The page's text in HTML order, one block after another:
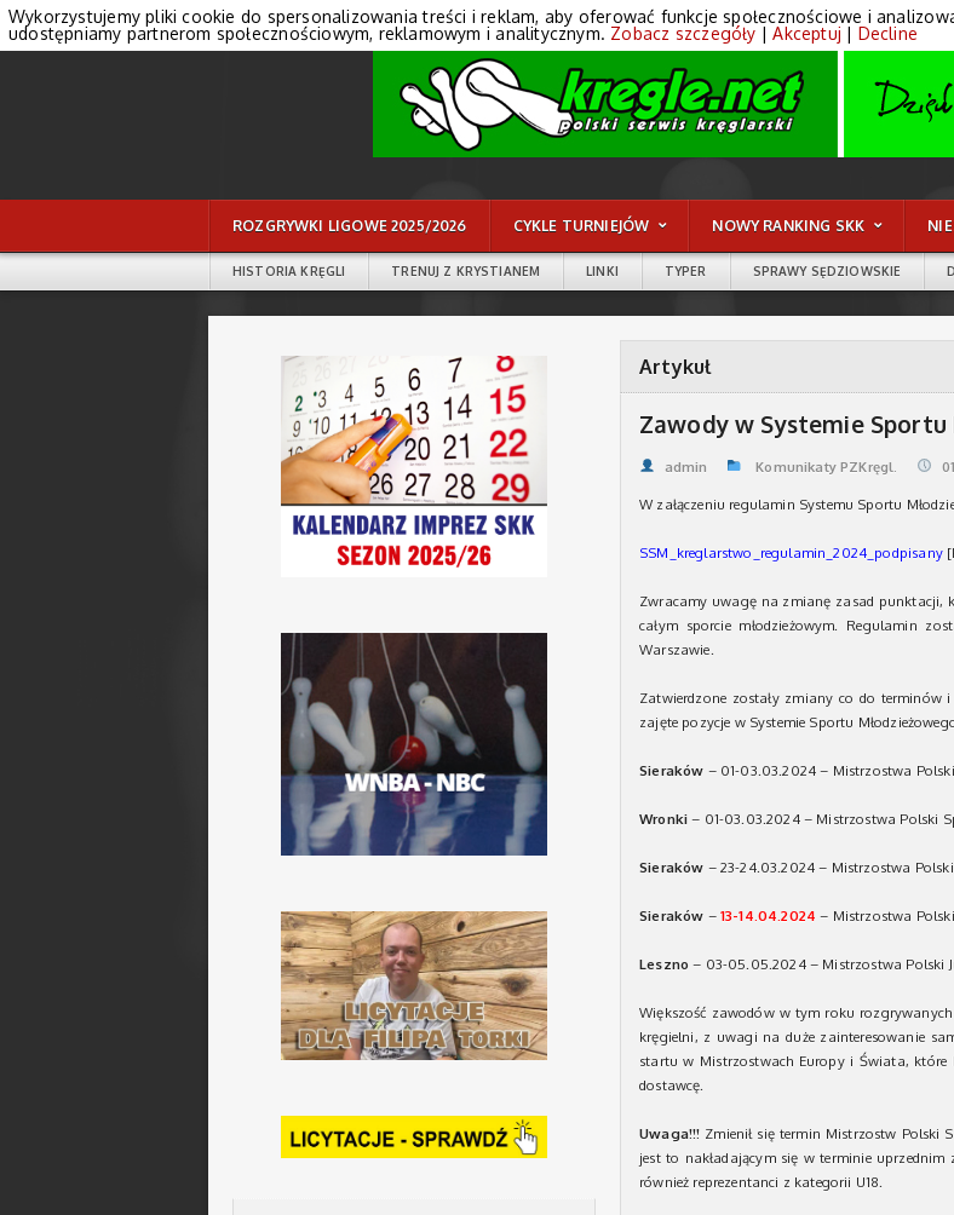
ROZGRYWKI LIGOWE 2025/2026 CYKLE TURNIEJÓW NOWY RANKING SKK
HISTORIA KRĘGLI TRENUJ Z KRYSTIANEM LINKI TYPER SPRAWY SĘDZIOWSKIE
Artykuł
Zawody w Systemie
admin Komunikaty PZKręgl.
W załączeniu regulamin Systemu Sportu
SSM_kreglarstwo_regulamin_2024_podpisany
Zwracamy uwagę na zmianę zasad punktacji,
całym sporcie młodzieżowym. Regulamin
Warszawie.
Zatwierdzone zostały zmiany co do
zajęte pozycje w Systemie Sportu
Sieraków – 01-03.03.2024 – Mistrzostwa
Wronki – 01-03.03.2024 – Mistrzostwa Polski
Sieraków – 23-24.03.2024 – Mistrzostwa
Sieraków – 13-14.04.2024 – Mistrzostwa
Leszno – 03-05.05.2024 – Mistrzostwa Polski
Większość zawodów w tym roku
kręgielni, z uwagi na duże zainteresowanie
startu w Mistrzostwach Europy i Świata,
dostawcę.
Uwaga!!! Zmienił się termin Mistrzostw Polski
jest to nakładającym się w terminie
również reprezentanci z kategorii U18.
Wykorzystujemy pliki cookie do spersonalizowania treści i reklam, aby oferować funkcje społecznościowe i
udostępniamy partnerom społecznościowym, reklamowym i analitycznym. Zobacz szczegóły |Akceptuj | Decline